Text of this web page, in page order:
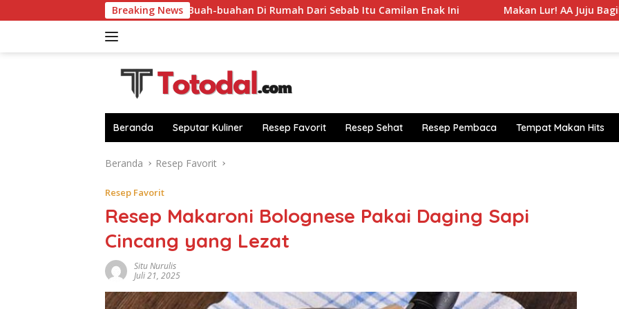
ke
Breaking News
Sulap Buah-buahan Di Rumah Dari Sebab Itu Camilan Enak Ini Makan Lur! AA Juju Bagikan Daftar 5
Beranda Seputar Kuliner Resep Favorit Resep Sehat Resep Pembaca Tempat Makan Hits
Beranda Resep Favorit
Resep Favorit
Resep Makaroni Bolognese Pakai Daging Sapi
Cincang yang Lezat
Situ Nurulis
Juli 21, 2025